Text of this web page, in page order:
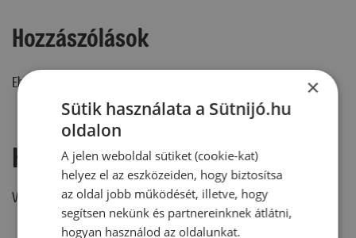
Hozzászólások
Ehhez a recepthez még nem érkezett hozzászólás.
Hozzászólás írása
Vélemény írásához, kérjük,jelentkezz be!
×
Sütik használata a Sütnijó.hu
oldalon
A jelen weboldal sütiket (cookie-kat)
helyez el az eszközeiden, hogy biztosítsa
az oldal jobb működését, illetve, hogy
segítsen nekünk és partnereinknek átlátni,
hogyan használod az oldalunkat.